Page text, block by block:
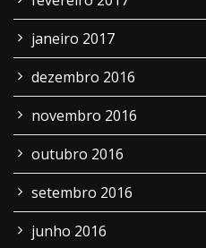
janeiro 2017
dezembro 2016
novembro 2016
outubro 2016
setembro 2016
junho 2016